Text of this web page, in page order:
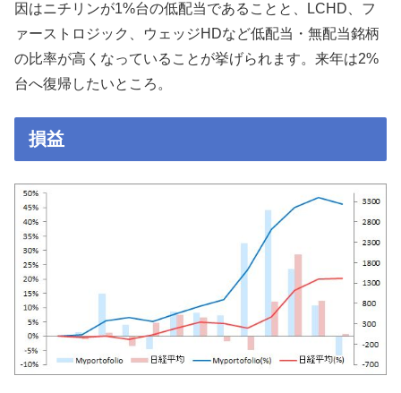
因はニチリンが1%台の低配当であることと、LCHD、フ
ァーストロジック、ウェッジHDなど低配当・無配当銘柄
の比率が高くなっていることが挙げられます。来年は2%
台へ復帰したいところ。
損益